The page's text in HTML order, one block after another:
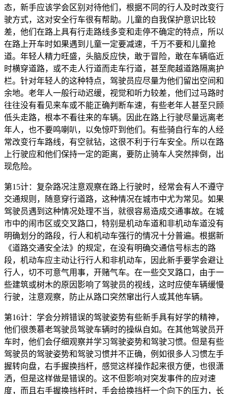
态，新手应该学会区别对待他们，根据不同的行人及时改变行
驶方式，这对安全行车很有帮助。儿童的自我保护意识比较
差，他们在路上具有行走路线多变和走停不确定的特点，所以
在路上开车时如果遇到儿童一定要减速，千万不要和儿童抢
道。年轻人精力旺盛，头脑反应快，敢于冒险，敢在车辆临近
时横穿道路，或不走人行道而走车行道，甚至爬越道路隔离护
栏。针对年轻人的这种特点，驾驶员应尽量为他们留出空间和
余地。老年人一般行动迟缓，视觉和听力较差，他们过马路时
往往没有看见来车或不能正确判断车速，有些老年人甚至只顾
低头走路，根本不看往来的车辆。因此在路上行驶尽量远离老
年人，也不要鸣喇叭，以免惊吓到他们。有些骑自行车的人经
常改变行车路线，有空就钻，这很不利于行车安全。所以在路
上行驶应和他们保持一定的距离，要防止骑车人突然摔倒，出
现危险。
第15计：复杂路况注意观察在路上行驶时，经常会有人不遵守
交通规则，随意穿行道路，这种情况在城市中尤为常见。如果
驾驶员遇到这种情况处理不当，就很容易造成交通事故。在城
市中的闹市区或交叉路口，特别是机动车道和非机动车道没有
明确划分的路段，行人和机动车强行的情况十分普遍。根据新
《道路交通安全法》的规定，在没有明确交通信号标志的路
段，机动车应主动让行行人和非机动车，因此新手要学会避让
行人，切不可意气用事，开赌气车。在一些交叉路口，由于一
些建筑或树木的原因影响了驾驶员的视线，这时应使车辆缓慢
行驶，注意观察，防止从路口突然窜出行人或其他车辆。
第16计：学会分辨错误的驾驶姿势有些新手具有好学的精神，
他们很羡慕老驾驶员驾驶车辆时的操纵自如。在其他驾驶员开
车时，他们会仔细观察并学习驾驶姿势和驾驶习惯。但是有些
驾驶员的驾驶姿势和驾驶习惯并不正确，例如很多人习惯左手
握转向盘，右手握换挡杆，感觉这样操作起来很方便，也很潇
洒，但是这样做是错误的。这不但影响对突发事件的应对速
度，而且右手握换挡杆时，手会给换挡杆一个向下的压力，长